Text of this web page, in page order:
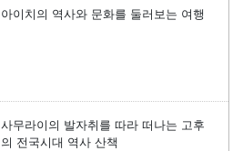
아이치의 역사와 문화를 둘러보는 여행
사무라이의 발자취를 따라 떠나는 고후
의 전국시대 역사 산책